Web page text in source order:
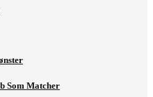
Som Matcher